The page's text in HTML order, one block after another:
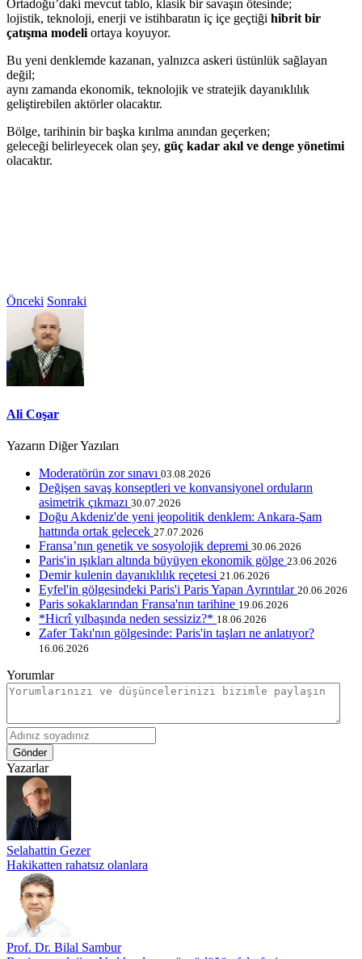
Ortadoğu’daki mevcut tablo, klasik bir savaşın ötesinde;
lojistik, teknoloji, enerji ve istihbaratın iç içe geçtiği hibrit bir
çatışma modeli ortaya koyuyor.
Bu yeni denklemde kazanan, yalnızca askeri üstünlük sağlayan
değil;
aynı zamanda ekonomik, teknolojik ve stratejik dayanıklılık
geliştirebilen aktörler olacaktır.
Bölge, tarihinin bir başka kırılma anından geçerken;
geleceği belirleyecek olan şey, güç kadar akıl ve denge yönetimi
olacaktır.
Önceki Sonraki
Ali Coşar
Yazarın Diğer Yazıları
Moderatörün zor sınavı 03.08.2026
Değişen savaş konseptleri ve konvansiyonel orduların
asimetrik çıkmazı 30.07.2026
Doğu Akdeniz'de yeni jeopolitik denklem: Ankara-Şam
hattında ortak gelecek 27.07.2026
Fransa’nın genetik ve sosyolojik depremi 30.06.2026
Paris'in ışıkları altında büyüyen ekonomik gölge 23.06.2026
Demir kulenin dayanıklılık reçetesi 21.06.2026
Eyfel'in gölgesindeki Paris'i Paris Yapan Ayrıntılar 20.06.2026
Paris sokaklarından Fransa'nın tarihine 19.06.2026
*Hicrî yılbaşında neden sessiziz?* 18.06.2026
Zafer Takı'nın gölgesinde: Paris'in taşları ne anlatıyor?
16.06.2026
Yorumlar
Gönder
Yazarlar
Selahattin Gezer
Hakikatten rahatsız olanlara
Prof. Dr. Bilal Sambur